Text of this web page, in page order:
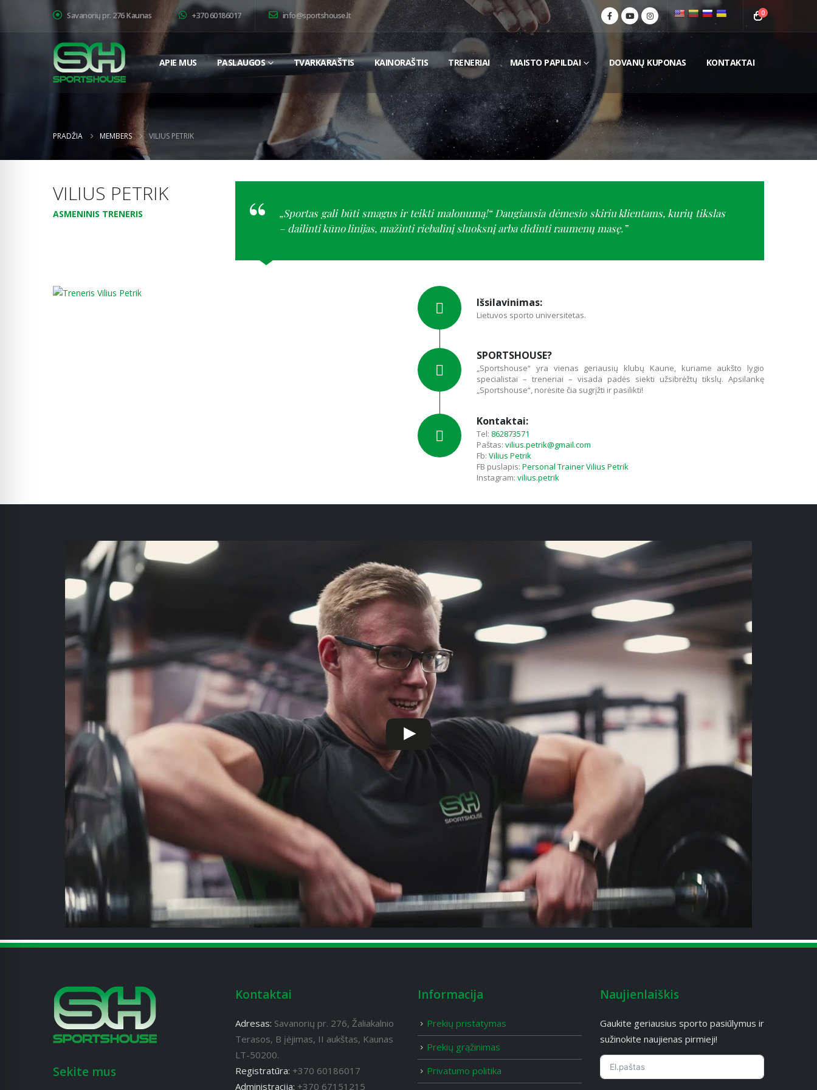
Savanorių pr. 276 Kaunas +370 60186017 info@sportshouse.lt 0
APIE MUS PASLAUGOS TVARKARAŠTIS KAINORAŠTIS TRENERIAI MAISTO PAPILDAI DOVANŲ KUPONAS KONTAKTAI
PRADŽIA MEMBERS VILIUS PETRIK
VILIUS PETRIK
ASMENINIS TRENERIS
„Sportas gali būti smagus ir teikti malonumą!“ Daugiausia dėmesio skiriu klientams, kurių tikslas
– dailinti kūno linijas, mažinti riebalinį sluoksnį arba didinti raumenų masę.”
Išsilavinimas:
Lietuvos sporto universitetas.
SPORTSHOUSE?
„Sportshouse“ yra vienas geriausių klubų Kaune, kuriame aukšto lygio
specialistai – treneriai – visada padės siekti užsibrėžtų tikslų. Apsilankę
„Sportshouse“, norėsite čia sugrįžti ir pasilikti!
Kontaktai:
Tel: 862873571
Paštas: vilius.petrik@gmail.com
Fb: Vilius Petrik
FB puslapis: Personal Trainer Vilius Petrik
Instagram: vilius.petrik
Sekite mus
Kontaktai
Adresas: Savanorių pr. 276, Žaliakalnio
Terasos, B įėjimas, II aukštas, Kaunas
LT-50200.
Registratūra: +370 60186017
Administracija: +370 67151215
Informacija
Prekių pristatymas
Prekių grąžinimas
Privatumo politika
Naujienlaiškis
Gaukite geriausius sporto pasiūlymus ir
sužinokite naujienas pirmieji!